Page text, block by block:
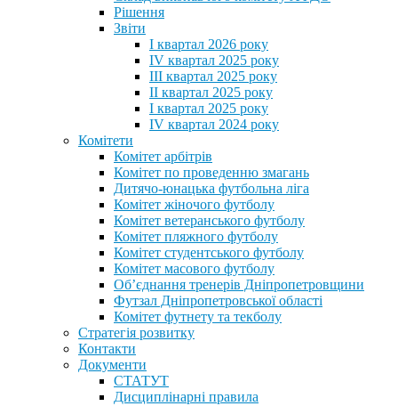
Рішення
Звіти
I квартал 2026 року
IV квартал 2025 року
III квартал 2025 року
II квартал 2025 року
I квартал 2025 року
IV квартал 2024 року
Комітети
Комітет арбітрів
Комітет по проведенню змагань
Дитячо-юнацька футбольна ліга
Комітет жіночого футболу
Комітет ветеранського футболу
Комітет пляжного футболу
Комітет студентського футболу
Комітет масового футболу
Обʼєднання тренерів Дніпропетровщини
Футзал Дніпропетровської області
Комітет футнету та текболу
Стратегія розвитку
Контакти
Документи
СТАТУТ
Дисциплінарні правила